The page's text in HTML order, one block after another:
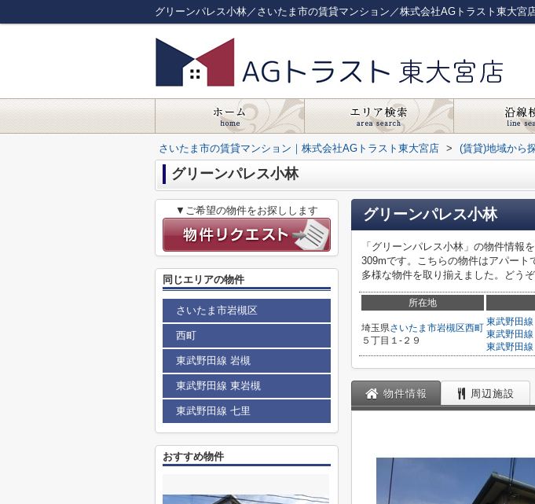
グリーンパレス小林／さいたま市の賃貸マンション／株式会社AGトラスト東大宮
さいたま市の賃貸マンション｜株式会社AGトラスト東大宮店 > (賃貸)地域から
グリーンパレス小林
グリーンパレス小林
「グリーンパレス小林」の物件情報
309mです。こちらの物件はアパー
多様な物件を取り揃えました。どう
所在地
埼玉県さいたま市岩槻区西町
５丁目１-２９
東武野田線
東武野田線
東武野田線
物件情報 周辺施設
▼ご希望の物件をお探しします
同じエリアの物件
さいたま市岩槻区
西町
東武野田線 岩槻
東武野田線 東岩槻
東武野田線 七里
おすすめ物件